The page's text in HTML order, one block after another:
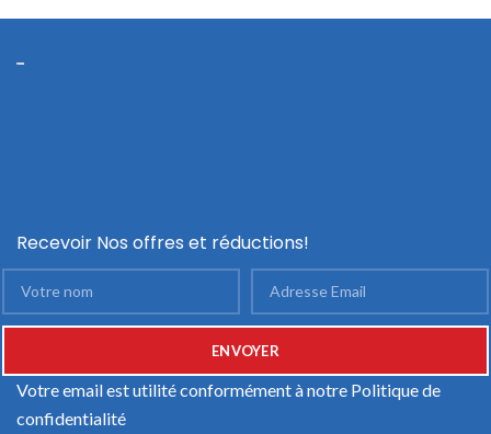
Recevoir Nos offres et réductions!
Votre email est utilité conformément à notre Politique de
confidentialité